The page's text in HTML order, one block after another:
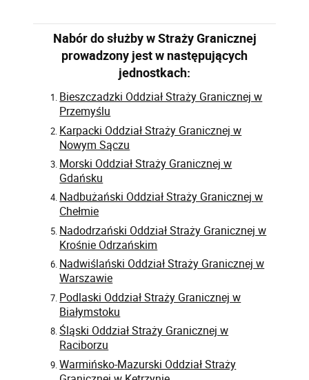
Nabór do służby w Straży Granicznej
prowadzony jest w następujących
jednostkach:
Bieszczadzki Oddział Straży Granicznej w
Przemyślu
Karpacki Oddział Straży Granicznej w
Nowym Sączu
Morski Oddział Straży Granicznej w
Gdańsku
Nadbużański Oddział Straży Granicznej w
Chełmie
Nadodrzański Oddział Straży Granicznej w
Krośnie Odrzańskim
Nadwiślański Oddział Straży Granicznej w
Warszawie
Podlaski Oddział Straży Granicznej w
Białymstoku
Śląski Oddział Straży Granicznej w
Raciborzu
Warmińsko-Mazurski Oddział Straży